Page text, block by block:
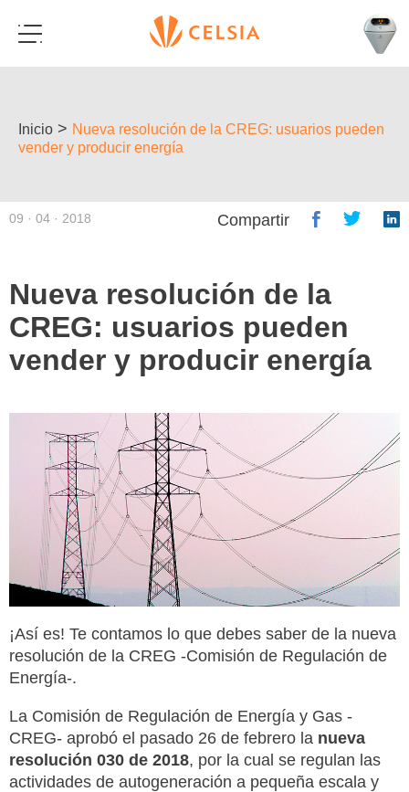
Inicio > Nueva resolución de la CREG: usuarios pueden
vender y producir energía
09 · 04 · 2018 Compartir
Nueva resolución de la
CREG: usuarios pueden
vender y producir energía
¡Así es! Te contamos lo que debes saber de la nueva
resolución de la CREG -Comisión de Regulación de
Energía-.
La Comisión de Regulación de Energía y Gas -
CREG- aprobó el pasado 26 de febrero la nueva
resolución 030 de 2018, por la cual se regulan las
actividades de autogeneración a pequeña escala y